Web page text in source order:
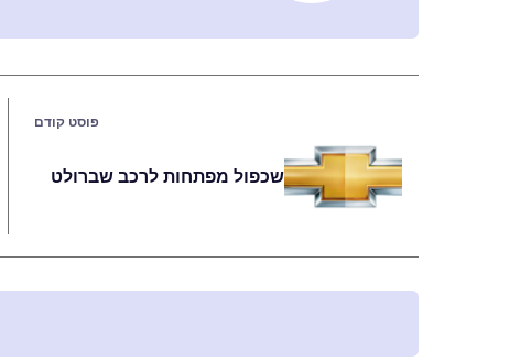
פוסט קודם
שכפול מפתחות לרכב שברולט